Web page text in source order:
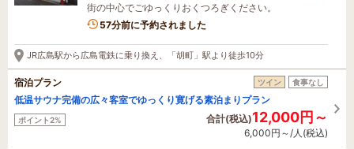
街の中心でごゆっくりおくつろぎください。
1名がこの宿を見ています
57分前に予約されました
JR広島駅から広島電鉄に乗り換え、「胡町」駅より徒歩10分
宿泊プラン ツイン 食事なし
低温サウナ完備の広々客室でゆっくり寛げる素泊まりプラン
ポイント2% 合計(税込)12,000円～
6,000円～/人(税込)